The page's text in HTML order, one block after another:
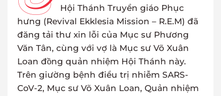
Hội Thánh Truyền giáo Phục
hưng (Revival Ekklesia Mission – R.E.M) đã
đăng tải thư xin lỗi của Mục sư Phương
Văn Tân, cùng với vợ là Mục sư Võ Xuân
Loan đồng quản nhiệm Hội Thánh này.
Trên giường bệnh điều trị nhiễm SARS-
CoV-2, Mục sư Võ Xuân Loan, Quản nhiệm